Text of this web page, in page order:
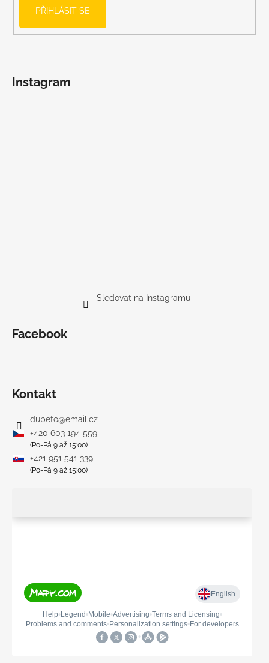
PŘIHLÁSIT SE
Instagram
Sledovat na Instagramu
Facebook
Kontakt
dupeto@email.cz
+420 603 194 559
(Po-Pá 9 až 15:00)
+421 951 541 339
(Po-Pá 9 až 15:00)